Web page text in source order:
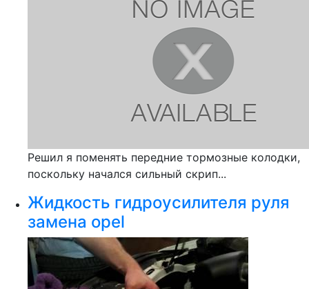
Решил я поменять передние тормозные колодки,
поскольку начался сильный скрип...
Жидкость гидроусилителя руля
замена opel